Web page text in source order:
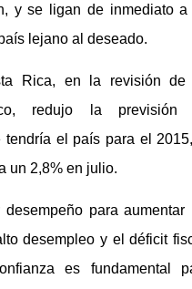
y se ligan de inmediato a
lejano al deseado.
Rica, en la revisión de
redujo la previsión
tendría el país para el
un 2,8% en julio.
para aumentar
desempleo y el déficit
es fundamental